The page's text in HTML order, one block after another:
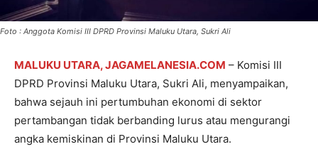
Foto : Anggota Komisi III DPRD Provinsi Maluku Utara, Sukri Ali
MALUKU UTARA, JAGAMELANESIA.COM – Komisi III
DPRD Provinsi Maluku Utara, Sukri Ali, menyampaikan,
bahwa sejauh ini pertumbuhan ekonomi di sektor
pertambangan tidak berbanding lurus atau mengurangi
angka kemiskinan di Provinsi Maluku Utara.